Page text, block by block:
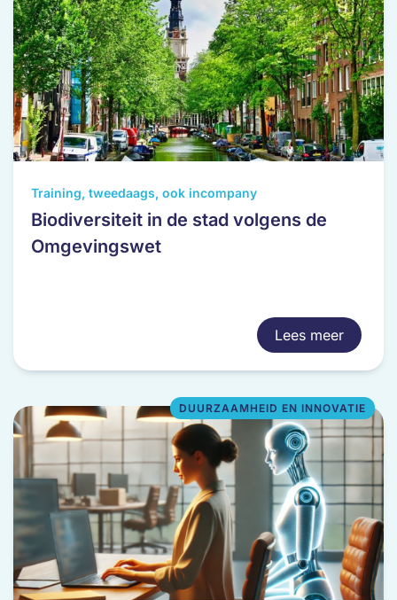
productpagina
Training, tweedaags, ook incompany
Biodiversiteit in de stad volgens de
Omgevingswet
Lees meer
DUURZAAMHEID EN INNOVATIE